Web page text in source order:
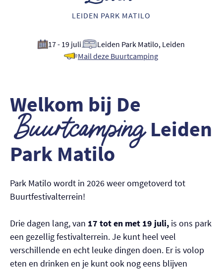
LEIDEN PARK MATILO
17 - 19 juli
Leiden Park Matilo, Leiden
Mail deze Buurtcamping
Welkom bij De
BuurtcampingLeiden
Park Matilo
Park Matilo wordt in 2026 weer omgetoverd tot
Buurtfestivalterrein!
Drie dagen lang, van 17 tot en met 19 juli, is ons park
een gezellig festivalterrein. Je kunt heel veel
verschillende en echt leuke dingen doen. Er is volop
eten en drinken en je kunt ook nog eens blijven